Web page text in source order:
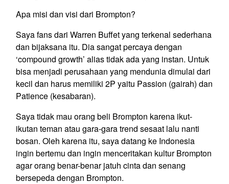
Apa misi dan visi dari Brompton?
Saya fans dari Warren Buffet yang terkenal sederhana
dan bijaksana itu. Dia sangat percaya dengan
‘compound growth’ alias tidak ada yang instan. Untuk
bisa menjadi perusahaan yang mendunia dimulai dari
kecil dan harus memiliki 2P yaitu Passion (gairah) dan
Patience (kesabaran).
Saya tidak mau orang beli Brompton karena ikut-
ikutan teman atau gara-gara trend sesaat lalu nanti
bosan. Oleh karena itu, saya datang ke Indonesia
ingin bertemu dan ingin menceritakan kultur Brompton
agar orang benar-benar jatuh cinta dan senang
bersepeda dengan Brompton.